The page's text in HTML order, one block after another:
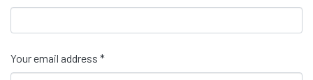
Your email address *